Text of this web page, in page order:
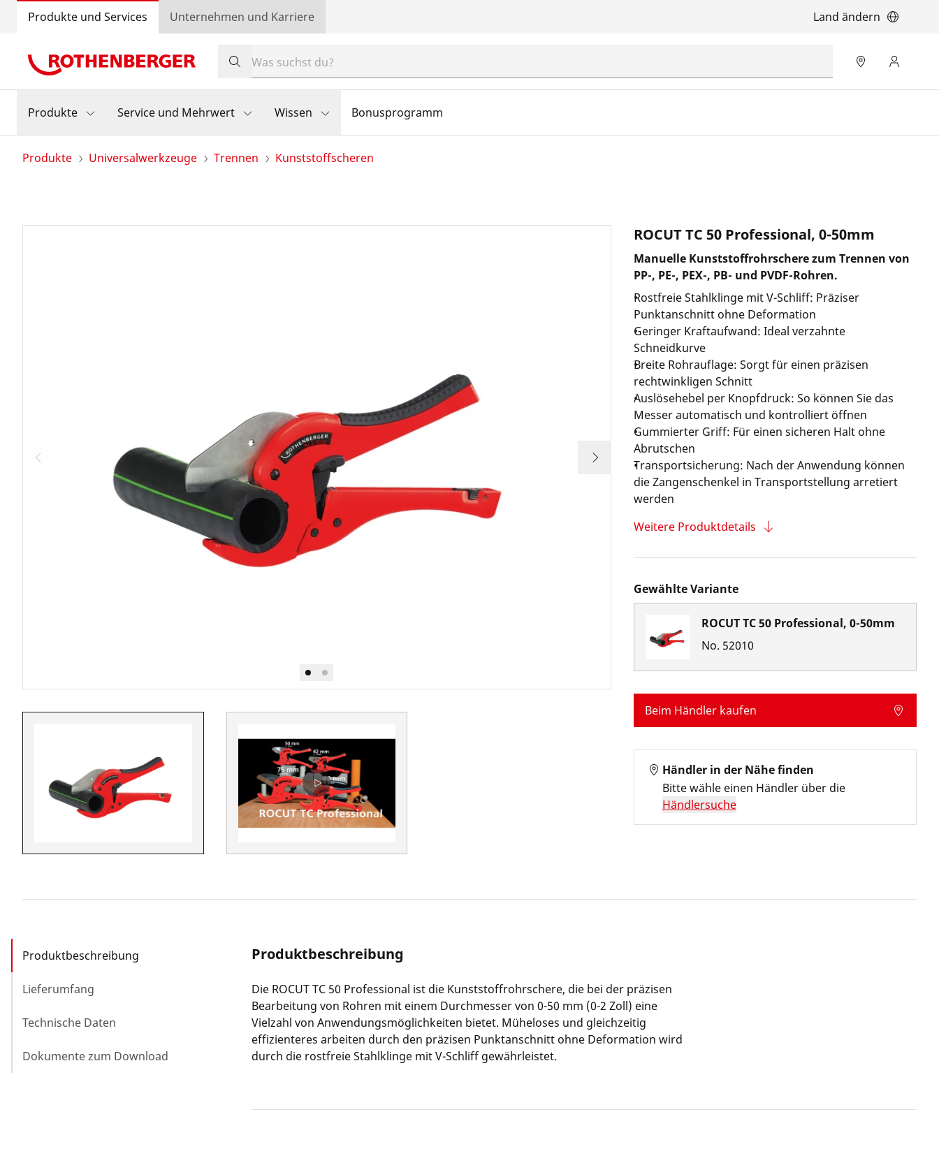
Produkte und Services Unternehmen und Karriere Land ändern
Produkte Service und Mehrwert Wissen Bonusprogramm
Produkte Universalwerkzeuge Trennen Kunststoffscheren
ROCUT TC 50 Professional, 0-50mm
Manuelle Kunststoffrohrschere zum Trennen von
PP-, PE-, PEX-, PB- und PVDF-Rohren.
Rostfreie Stahlklinge mit V-Schliff: Präziser
Punktanschnitt ohne Deformation
Geringer Kraftaufwand: Ideal verzahnte
Schneidkurve
Breite Rohrauflage: Sorgt für einen präzisen
rechtwinkligen Schnitt
Auslösehebel per Knopfdruck: So können Sie das
Messer automatisch und kontrolliert öffnen
Gummierter Griff: Für einen sicheren Halt ohne
Abrutschen
Transportsicherung: Nach der Anwendung können
die Zangenschenkel in Transportstellung arretiert
werden
Weitere Produktdetails
Gewählte Variante
ROCUT TC 50 Professional, 0-50mm
No. 52010
Beim Händler kaufen
Händler in der Nähe finden
Bitte wähle einen Händler über die
Händlersuche
Produktbeschreibung
Lieferumfang
Technische Daten
Dokumente zum Download
Produktbeschreibung
Die ROCUT TC 50 Professional ist die Kunststoffrohrschere, die bei der präzisen
Bearbeitung von Rohren mit einem Durchmesser von 0-50 mm (0-2 Zoll) eine
Vielzahl von Anwendungsmöglichkeiten bietet. Müheloses und gleichzeitig
effizienteres arbeiten durch den präzisen Punktanschnitt ohne Deformation wird
durch die rostfreie Stahlklinge mit V-Schliff gewährleistet.